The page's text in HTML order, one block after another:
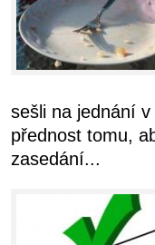
sešli na jednání
přednost tomu,
zasedání...